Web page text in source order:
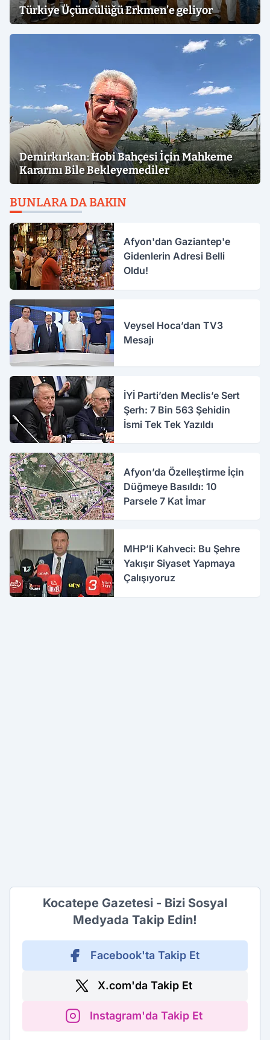
Türkiye Üçüncülüğü Erkmen’e geliyor
Demirkırkan: Hobi Bahçesi İçin Mahkeme
Kararını Bile Bekleyemediler
BUNLARA DA BAKIN
Afyon'dan Gaziantep'e
Gidenlerin Adresi Belli
Oldu!
Veysel Hoca’dan TV3
Mesajı
İYİ Parti’den Meclis’e Sert
Şerh: 7 Bin 563 Şehidin
İsmi Tek Tek Yazıldı
Afyon’da Özelleştirme İçin
Düğmeye Basıldı: 10
Parsele 7 Kat İmar
MHP’li Kahveci: Bu Şehre
Yakışır Siyaset Yapmaya
Çalışıyoruz
Kocatepe Gazetesi - Bizi Sosyal
Medyada Takip Edin!
Facebook'ta Takip Et
X.com'da Takip Et
Instagram'da Takip Et